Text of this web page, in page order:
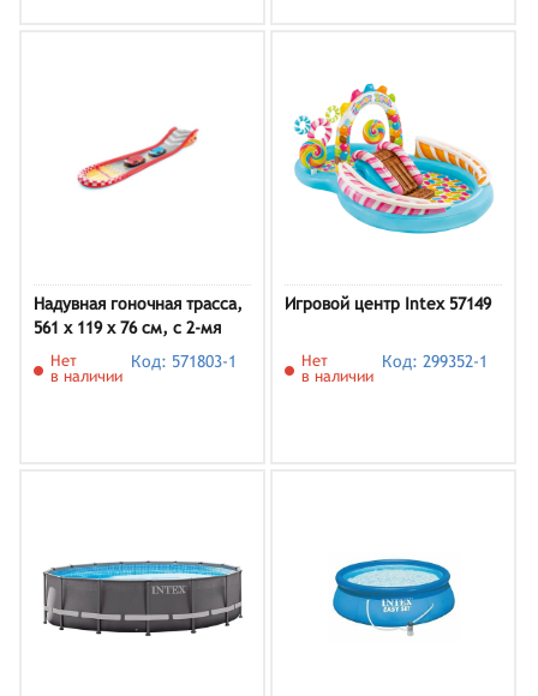
Надувная гоночная трасса,
561 х 119 х 76 см, с 2-мя
машинами, 100 кг, от 6 лет,
57167NP INTEX
Нет
в наличии
Код: 571803-1
Игровой центр Intex 57149
Нет
в наличии
Код: 299352-1